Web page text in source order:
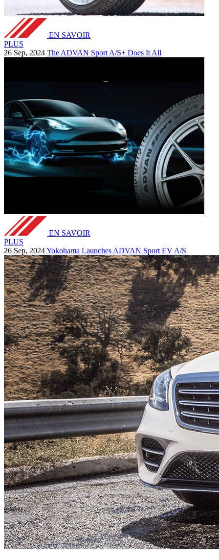
EN SAVOIR
PLUS
26 Sep, 2024 The ADVAN Sport A/S+ Does It All
EN SAVOIR
PLUS
26 Sep, 2024Yokohama Launches ADVAN Sport EV A/S